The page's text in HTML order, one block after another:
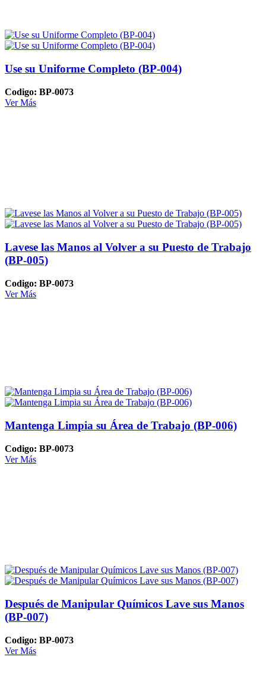
Use su Uniforme Completo (BP-004)
Codigo: BP-0073
Ver Más
Lavese las Manos al Volver a su Puesto de Trabajo
(BP-005)
Codigo: BP-0073
Ver Más
Mantenga Limpia su Área de Trabajo (BP-006)
Codigo: BP-0073
Ver Más
Después de Manipular Químicos Lave sus Manos
(BP-007)
Codigo: BP-0073
Ver Más